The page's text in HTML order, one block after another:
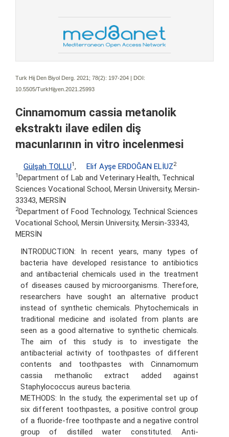
Turk Hij Den Biyol Derg. 2021; 78(2): 197-204 | DOI:
10.5505/TurkHijyen.2021.25993
Cinnamomum cassia metanolik
ekstraktı ilave edilen diş
macunlarının in vitro incelenmesi
Gülşah TOLLU1 , Elif Ayşe ERDOĞAN ELİUZ2
1 Department of Lab and Veterinary Health, Technical
Sciences Vocational School, Mersin University, Mersin-
33343, MERSİN
2Department of Food Technology, Technical Sciences
Vocational School, Mersin University, Mersin-33343,
MERSİN
INTRODUCTION: In recent years, many types of
bacteria have developed resistance to antibiotics
and antibacterial chemicals used in the treatment
of diseases caused by microorganisms. Therefore,
researchers have sought an alternative product
instead of synthetic chemicals. Phytochemicals in
traditional medicine and isolated from plants are
seen as a good alternative to synthetic chemicals.
The aim of this study is to investigate the
antibacterial activity of toothpastes of different
contents and toothpastes with Cinnamomum
cassia methanolic extract added against
Staphylococcus aureus bacteria.
METHODS: In the study, the experimental set up of
six different toothpastes, a positive control group
of a fluoride-free toothpaste and a negative control
group of distilled water constituted. Anti-